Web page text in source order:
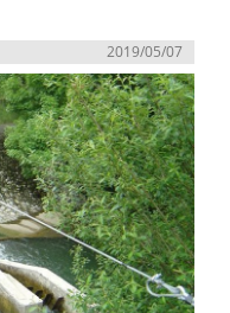
2019/05/07